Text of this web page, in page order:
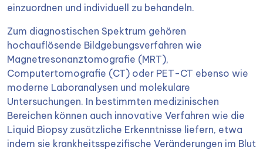
einzuordnen und individuell zu behandeln.
Zum diagnostischen Spektrum gehören
hochauflösende Bildgebungsverfahren wie
Magnetresonanztomografie (MRT),
Computertomografie (CT) oder PET-CT ebenso wie
moderne Laboranalysen und molekulare
Untersuchungen. In bestimmten medizinischen
Bereichen können auch innovative Verfahren wie die
Liquid Biopsy zusätzliche Erkenntnisse liefern, etwa
indem sie krankheitsspezifische Veränderungen im Blut